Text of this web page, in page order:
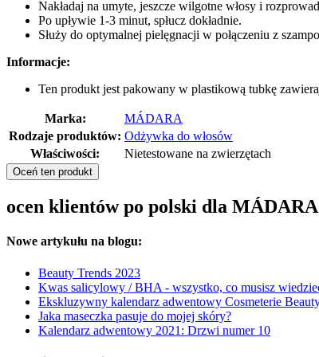
Nakładaj na umyte, jeszcze wilgotne włosy i
Po upływie 1-3 minut, spłucz dokładnie.
Służy do optymalnej pielęgnacji w połączeniu z
Informacje:
Ten produkt jest pakowany w plastikową tubkę
Marka:
MÁDARA
Rodzaje produktów: Odżywka do włosów
Właściwości:
Nietestowane na zwierzętach
Oceń ten produkt
ocen klientów po polski dla
Nowe artykułu na blogu:
Beauty Trends 2023
Kwas salicylowy / BHA - wszystko, co musisz
Ekskluzywny kalendarz adwentowy Cosmeterie
Jaka maseczka pasuje do mojej skóry?
Kalendarz adwentowy 2021: Drzwi numer 10